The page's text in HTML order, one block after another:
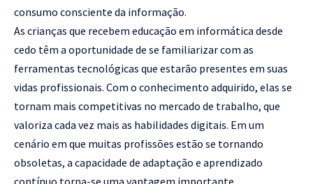
consumo consciente da informação.
As crianças que recebem educação em informática desde
cedo têm a oportunidade de se familiarizar com as
ferramentas tecnológicas que estarão presentes em suas
vidas profissionais. Com o conhecimento adquirido, elas se
tornam mais competitivas no mercado de trabalho, que
valoriza cada vez mais as habilidades digitais. Em um
cenário em que muitas profissões estão se tornando
obsoletas, a capacidade de adaptação e aprendizado
contínuo torna-se uma vantagem importante.